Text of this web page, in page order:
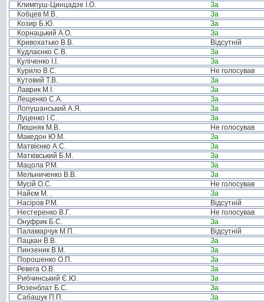
Климпуш-Цинцадзе І.О.
За
Кобцев М.В.
За
Козир Б.Ю.
За
Корнацький А.О.
За
Кривохатько В.В.
Відсутній
Кудлаєнко С.В.
За
Куліченко І.І.
За
Курило В.С.
Не голосував
Кутовий Т.В.
За
Лаврик М.І.
За
Лещенко С.А.
За
Лопушанський А.Я.
За
Луценко І.С.
За
Люшняк М.В.
Не голосував
Македон Ю.М.
За
Матвієнко А.С.
За
Матківський Б.М.
За
Мацола Р.М.
За
Мельниченко В.В.
За
Мусій О.С.
Не голосував
Найєм М. .
За
Насіров Р.М.
Відсутній
Нестеренко В.Г.
Не голосував
Онуфрик Б.С.
За
Паламарчук М.П.
Відсутній
Пацкан В.В.
За
Пинзеник В.М.
За
Порошенко О.П.
За
Ревега О.В.
За
Рибчинський Є.Ю.
За
Розенблат Б.С.
За
Сабашук П.П.
За